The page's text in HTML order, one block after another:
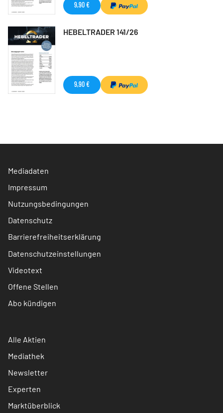
9,90 €
HEBELTRADER 141/26
9,90 €
Mediadaten
Impressum
Nutzungsbedingungen
Datenschutz
Barrierefreiheitserklärung
Datenschutzeinstellungen
Videotext
Offene Stellen
Abo kündigen
Alle Aktien
Mediathek
Newsletter
Experten
Marktüberblick